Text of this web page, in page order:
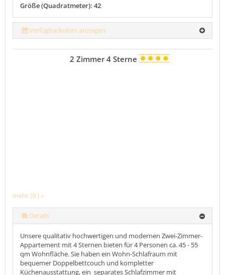
Größe (Quadratmeter): 42
Verfügbarkeiten anzeigen
mehr (9 ) »
mehr (9 ) »
mehr (9 ) »
mehr (9 ) »
mehr (9 ) »
mehr (9 ) »
2 Zimmer 4 Sterne
Details
Unsere qualitativ hochwertigen und modernen Zwei-Zimmer-
Appartement mit 4 Sternen bieten für 4 Personen ca. 45 - 55
qm Wohnfläche. Sie haben ein Wohn-Schlafraum mit
bequemer Doppelbettcouch und kompletter
Küchenausstattung, ein separates Schlafzimmer mit